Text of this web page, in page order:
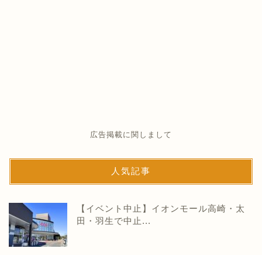
広告掲載に関しまして
人気記事
【イベント中止】イオンモール高崎・太
田・羽生で中止...